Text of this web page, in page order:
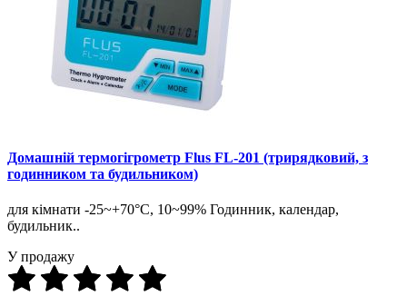
Домашній термогігрометр Flus FL-201 (трирядковий, з
годинником та будильником)
для кімнати -25~+70°С, 10~99% Годинник, календар,
будильник..
У продажу